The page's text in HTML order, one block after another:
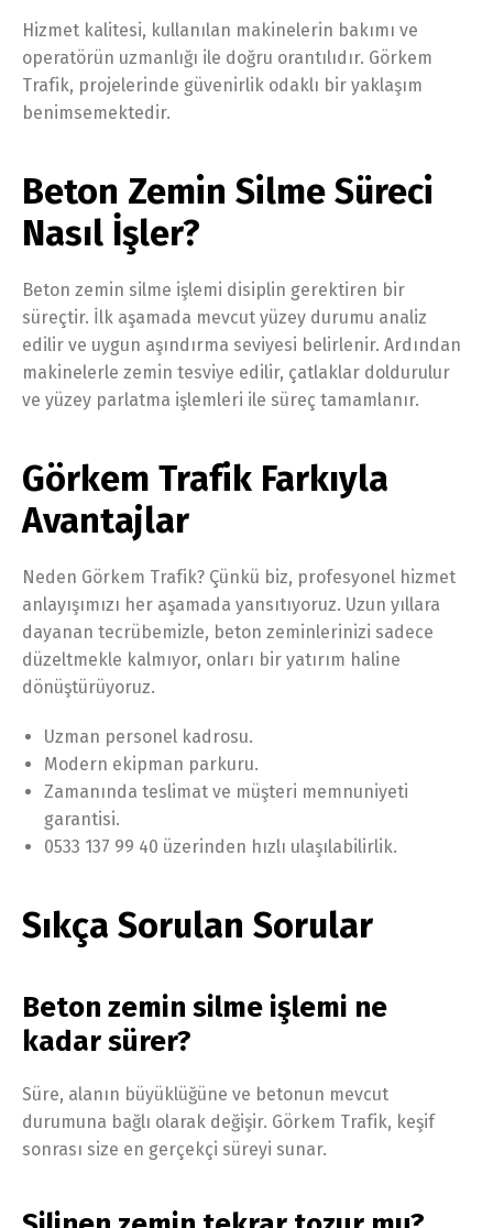
Hizmet kalitesi, kullanılan makinelerin bakımı ve
operatörün uzmanlığı ile doğru orantılıdır. Görkem
Trafik, projelerinde güvenirlik odaklı bir yaklaşım
benimsemektedir.
Beton Zemin Silme Süreci
Nasıl İşler?
Beton zemin silme işlemi disiplin gerektiren bir
süreçtir. İlk aşamada mevcut yüzey durumu analiz
edilir ve uygun aşındırma seviyesi belirlenir. Ardından
makinelerle zemin tesviye edilir, çatlaklar doldurulur
ve yüzey parlatma işlemleri ile süreç tamamlanır.
Görkem Trafik Farkıyla
Avantajlar
Neden Görkem Trafik? Çünkü biz, profesyonel hizmet
anlayışımızı her aşamada yansıtıyoruz. Uzun yıllara
dayanan tecrübemizle, beton zeminlerinizi sadece
düzeltmekle kalmıyor, onları bir yatırım haline
dönüştürüyoruz.
Uzman personel kadrosu.
Modern ekipman parkuru.
Zamanında teslimat ve müşteri memnuniyeti
garantisi.
0533 137 99 40 üzerinden hızlı ulaşılabilirlik.
Sıkça Sorulan Sorular
Beton zemin silme işlemi ne
kadar sürer?
Süre, alanın büyüklüğüne ve betonun mevcut
durumuna bağlı olarak değişir. Görkem Trafik, keşif
sonrası size en gerçekçi süreyi sunar.